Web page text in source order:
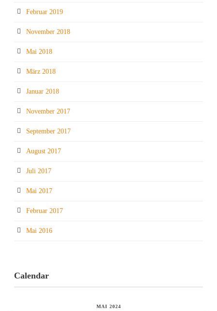
Februar 2019
November 2018
Mai 2018
März 2018
Januar 2018
November 2017
September 2017
August 2017
Juli 2017
Mai 2017
Februar 2017
Mai 2016
Calendar
MAI 2024